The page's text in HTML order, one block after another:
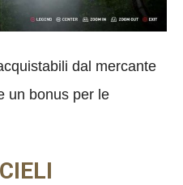
dal mercante
un bonus per le